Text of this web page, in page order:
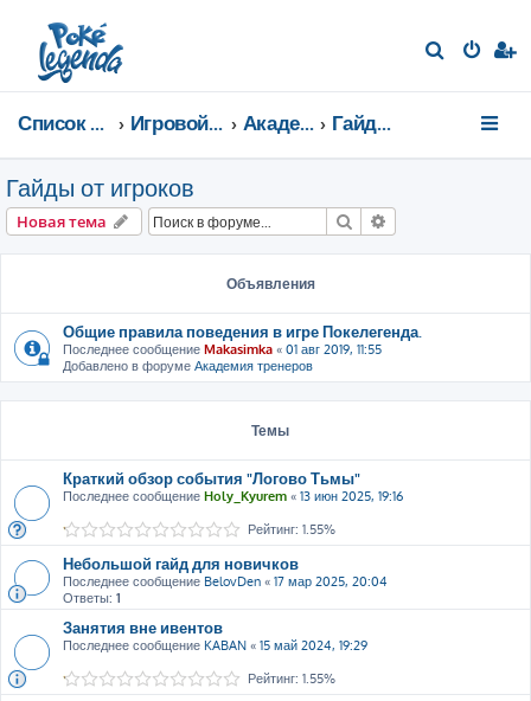
Список форумов Игровой мир Академия тренеров Гайды от игроков
Гайды от игроков
Новая тема Поиск
Объявления
Общие правила поведения в игре Покелегенда.
Последнее сообщение Makasimka « 01 авг 2019, 11:55
Добавлено в форуме Академия тренеров
Темы
Краткий обзор события "Логово Тьмы"
Последнее сообщение Holy_Kyurem « 13 июн 2025, 19:16
Рейтинг: 1.55%
Небольшой гайд для новичков
Последнее сообщение BelovDen « 17 мар 2025, 20:04
Ответы: 1
Занятия вне ивентов
Последнее сообщение KABAN « 15 май 2024, 19:29
Рейтинг: 1.55%